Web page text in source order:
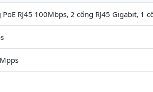
PoE RJ45 100Mbps, 2 cổng RJ45 Gigabit, 1